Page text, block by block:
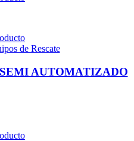
de Rescate
AUTOMATIZADO